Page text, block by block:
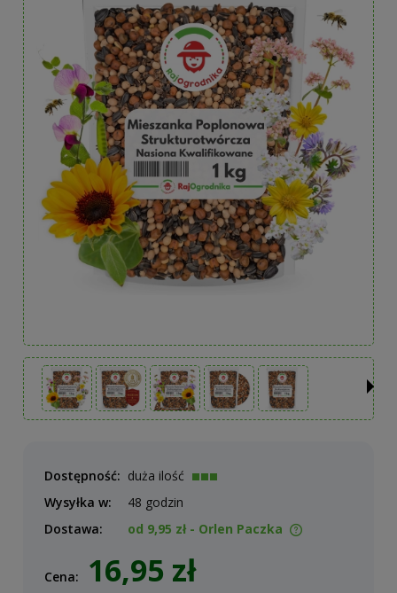
Dostępność: duża ilość
Wysyłka w:
48 godzin
Dostawa:
od 9,95 zł - Orlen Paczka
Cena: 16,95 zł